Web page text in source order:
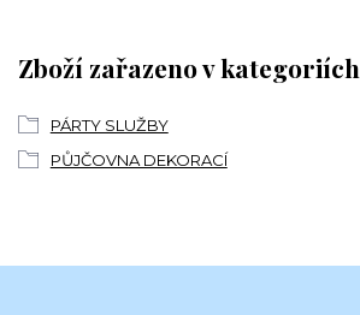
Zboží zařazeno v kategoriích
PÁRTY SLUŽBY
PŮJČOVNA DEKORACÍ